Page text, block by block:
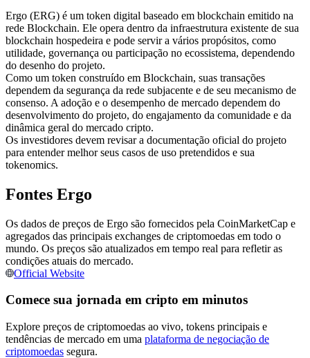
Futuros de USDC
Futuros usando USDC como garantia
Copiar Trading
Junte-se aos principais traders
Ergo (ERG) é um token digital baseado em blockchain emitido na
rede Blockchain. Ele opera dentro da infraestrutura existente de sua
blockchain hospedeira e pode servir a vários propósitos, como
utilidade, governança ou participação no ecossistema, dependendo
do desenho do projeto.
Como um token construído em Blockchain, suas transações
dependem da segurança da rede subjacente e de seu mecanismo de
consenso. A adoção e o desempenho de mercado dependem do
desenvolvimento do projeto, do engajamento da comunidade e da
dinâmica geral do mercado cripto.
Os investidores devem revisar a documentação oficial do projeto
para entender melhor seus casos de uso pretendidos e sua
tokenomics.
Fontes Ergo
Os dados de preços de Ergo são fornecidos pela CoinMarketCap e
agregados das principais exchanges de criptomoedas em todo o
mundo. Os preços são atualizados em tempo real para refletir as
condições atuais do mercado.
Official Website
Comece sua jornada em cripto em minutos
Explore preços de criptomoedas ao vivo, tokens principais e
tendências de mercado em uma plataforma de negociação de
criptomoedas segura.